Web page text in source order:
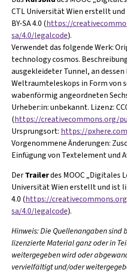
CTL Universität Wien erstellt
BY-SA 4.0 (https://
sa/4.0/legalcode).
Verwendet das folgende Werk:
technology cosmos.
ausgekleideter Tunnel, an dessen
Weltraumteleskops in Form von
wabenförmig angeordneten
Urheber:in: unbekannt. Lizenz:
(https://creativecommons.org/
Ursprungsort: https://
Vorgenommene Änderungen:
Einfügung von Textelement und
DerTrailerdes MOOC „Digitales
Universität Wien erstellt und ist
4.0 (https://
sa/4.0/legalcode).
Hinweis: Die Quellenangaben sind
lizenzierte Material ganz oder in
weitergegeben wird oder
vervielfältigt und/oder